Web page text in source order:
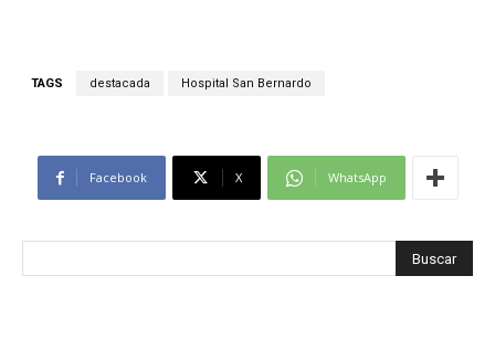
TAGS destacada Hospital San Bernardo
Facebook X WhatsApp